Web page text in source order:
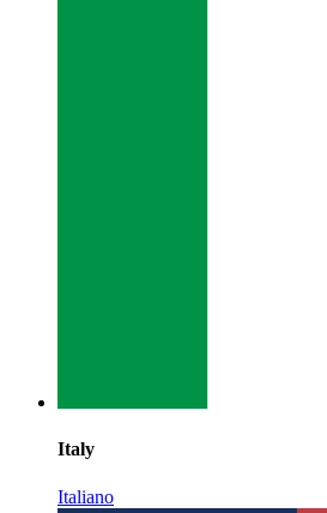
Italy
Italiano